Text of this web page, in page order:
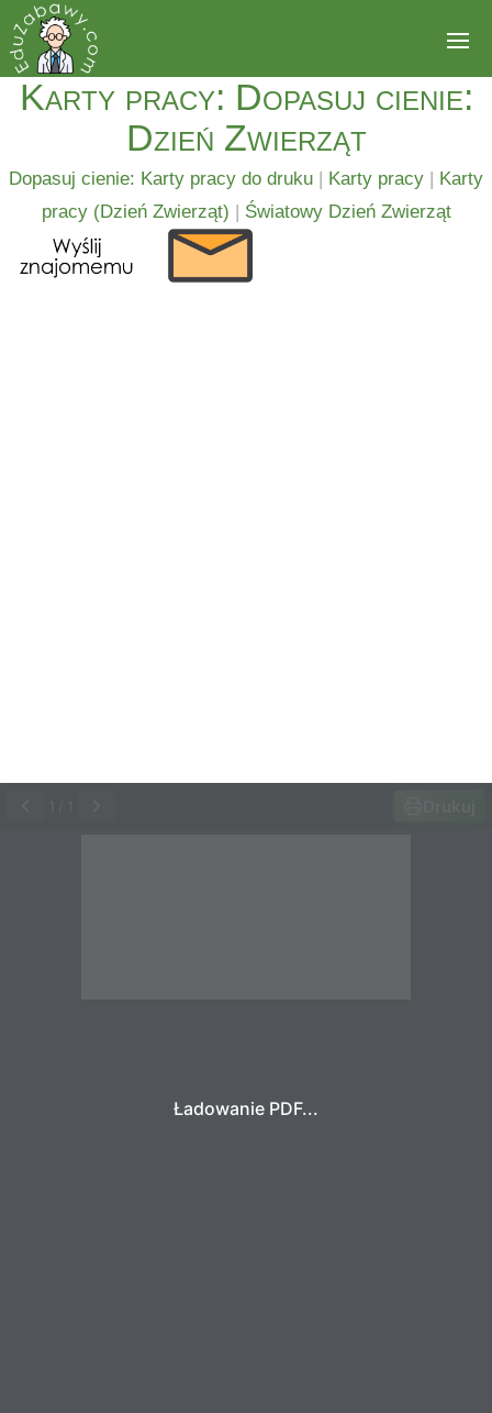
Karty pracy: Dopasuj cienie:
Dzień Zwierząt
Dopasuj cienie: Karty pracy do druku | Karty pracy | Karty
pracy (Dzień Zwierząt) | Światowy Dzień Zwierząt
Ładowanie PDF...